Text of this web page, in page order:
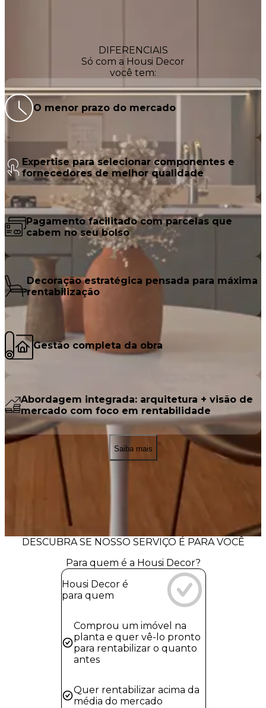
DIFERENCIAIS
Só com a Housi Decor
você tem:
O menor prazo do mercado
Expertise para selecionarcomponentes e
fornecedores de melhor qualidade
Pagamento facilitadocom parcelas que
cabem no seu bolso
Decoração estratégica pensada para máxima
rentabilização
Gestão completa da obra
Abordagem integrada: arquitetura + visão de
mercado com foco em rentabilidade
Saiba mais
DESCUBRA SE NOSSO SERVIÇO É PARA VOCÊ
Para quem é a Housi Decor?
Housi Decor é
para quem
Comprou um imóvel na
planta e quer vê-lo pronto
para rentabilizar o quanto
antes
Quer rentabilizar acima da
média do mercado